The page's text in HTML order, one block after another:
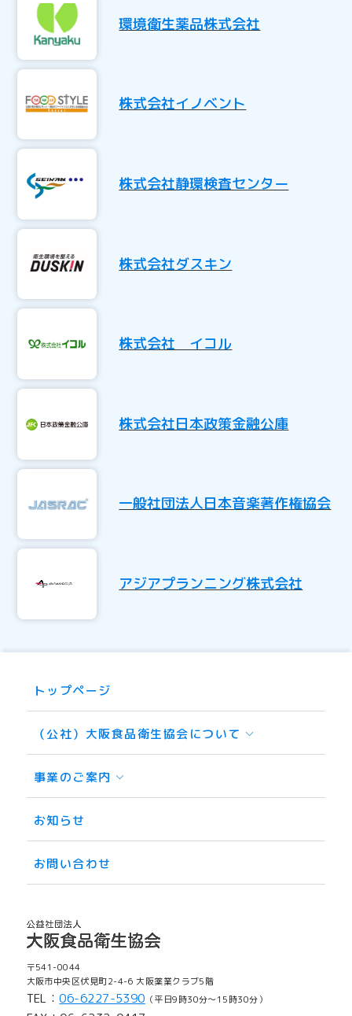
環境衛生薬品株式会社
株式会社イノベント
株式会社静環検査センター
株式会社ダスキン
株式会社 イコル
株式会社日本政策金融公庫
一般社団法人日本音楽著作権協会
アジアプランニング株式会社
トップページ
（公社）大阪食品衛生協会について
事業のご案内
お知らせ
お問い合わせ
〒541-0044
大阪市中央区伏見町2-4-6 大阪薬業クラブ5階
TEL：06-6227-5390 （平日9時30分〜15時30分）